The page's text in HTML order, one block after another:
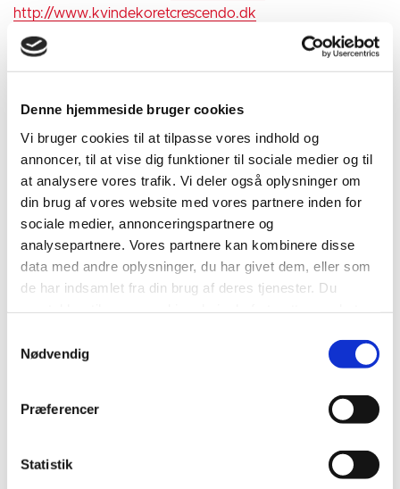
Denne hjemmeside bruger cookies
Vi bruger cookies til at tilpasse vores indhold og
annoncer, til at vise dig funktioner til sociale medier og til
at analysere vores trafik. Vi deler også oplysninger om
din brug af vores website med vores partnere inden for
sociale medier, annonceringspartnere og
analysepartnere. Vores partnere kan kombinere disse
data med andre oplysninger, du har givet dem, eller som
de har indsamlet fra din brug af deres tjenester. Du
Nødvendig
Præferencer
Statistik
http://www.kvindekoretcrescendo.dk
Sundhedsteamets Oplysningsforbund -
Hent regnskab
FOF Horsens, Hedensted og Vejle -
http://www.fof.dk/horsens-hedensted-vejle
Gigtforeningens Oplysningskreds Brædstrup -Hent
regnskab
https://www.gigtforeningen.dk/det-sker/region-
midtjylland/soehoejland/lokalgrupper/
Gigtforeningens Oplysningskreds Gedved -Hent
regnskab
midtjylland/soehoejland/lokalgrupper/
midtjylland/soehoejland/lokalgrupper/